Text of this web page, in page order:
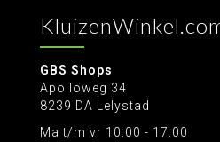
GBS Shops
Apolloweg 34
8239 DA Lelystad
Ma t/m vr 10:00 - 17:00